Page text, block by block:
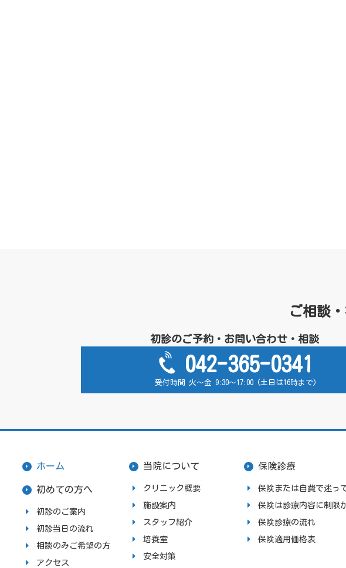
ご相談
初診のご予約・お問い合わせ・相談
042-365-0341
受付時間 火～金 9:30～17:00 (土日は16時まで)
ホーム
初めての方へ
初診のご案内
初診当日の流れ
相談のみご希望の方
アクセス
当院について
クリニック概要
施設案内
スタッフ紹介
培養室
安全対策
保険診療
保険または自費で迷っ
保険は診療内容に制限
保険診療の流れ
保険適用価格表